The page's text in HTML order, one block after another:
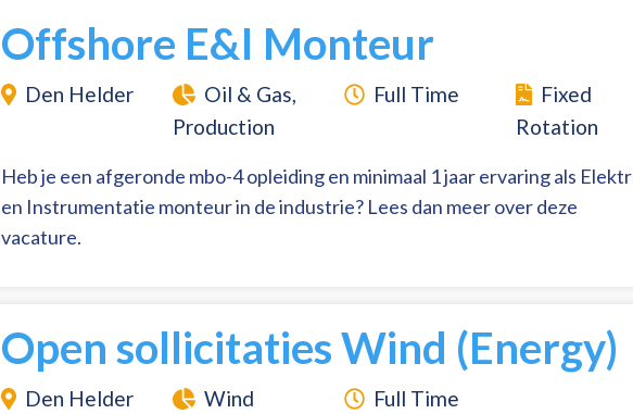
Offshore E&I Monteur
Den Helder
Oil & Gas,
Production
Full Time
Fixed
Rotation
Heb je een afgeronde mbo-4 opleiding en minimaal 1 jaar ervaring als
en Instrumentatie monteur in de industrie? Lees dan meer over deze
vacature.
Open sollicitaties Wind (Energy)
Den Helder
Wind
Full Time